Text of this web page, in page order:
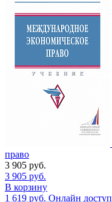
право
3 905 руб.
3 905 руб.
В корзину
1 619 руб. Онлайн доступ